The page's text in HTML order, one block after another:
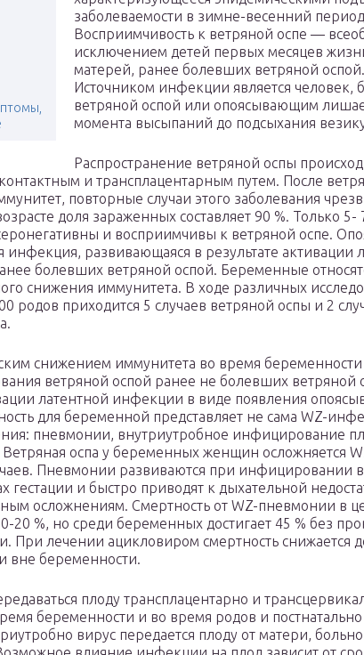
заболеваемости в зимне-весенний
Восприимчивость к ветряной оспе —
исключением детей первых месяцев
матерей, ранее болевших ветряной оспой.
Источником инфекции является человек,
ветряной оспой или опоясывающим
момента высыпаний до подсыхания
Распространение ветряной оспы
и трансплацентарным путем. После
повторные случаи этого заболевания
доля зараженных составляет 90 %. Только
и восприимчивы к ветряной оспе.
инфекция, развивающаяся в результате активации
болевших ветряной оспой. Беременные
снижения иммунитета. В ходе различных
родов приходится 5 случаев ветряной оспы и 2
снижением иммунитета во время беременности
ветряной оспой ранее не болевших ветряной
латентной инфекции в виде появления
для беременной представляет не сама WZ-
пневмонии, внутриутробное инфицирование
оспа у беременных женщин осложняется
Пневмонии развиваются при инфицировании
гестации и быстро приводят к дыхательной
осложнениям. Смертность от WZ-пневмонии в
20 %, но среди беременных достигает 45 % без
При лечении ацикловиром смертность снижается
вне беременности.
плоду трансплацентарно и
беременности и во время родов и
вирус передается плоду от матери,